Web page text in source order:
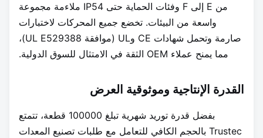
من E إلى F وفئات الحماية حتى IP54 ملاءمة مجموعة
واسعة من البيئات. تخضع جميع المحركات لاختبارات
صارمة وتحمل شهادات CE وUL (موافقة UL E529388)،
مما يمنح عملاء OEM الثقة في الامتثال للسوق الدولية.
القدرة الإنتاجية وموثوقية العرض
بفضل قدرة توريد شهرية تبلغ 100000 قطعة، تتمتع
Trustec بالحجم الكافي للتعامل مع طلبات تصنيع المعدات